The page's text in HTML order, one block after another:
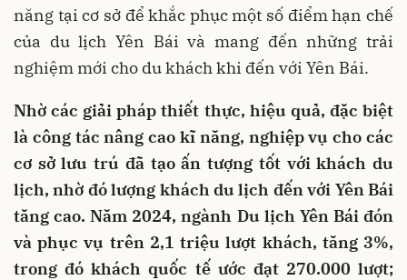
năng tại cơ sở để khắc phục một số điểm hạn chế
của du lịch Yên Bái và mang đến những trải
nghiệm mới cho du khách khi đến với Yên Bái.
Nhờ các giải pháp thiết thực, hiệu quả, đặc biệt
là công tác nâng cao kĩ năng, nghiệp vụ cho các
cơ sở lưu trú đã tạo ấn tượng tốt với khách du
lịch, nhờ đó lượng khách du lịch đến với Yên Bái
tăng cao. Năm 2024, ngành Du lịch Yên Bái đón
và phục vụ trên 2,1 triệu lượt khách, tăng 3%,
trong đó khách quốc tế ước đạt 270.000 lượt;